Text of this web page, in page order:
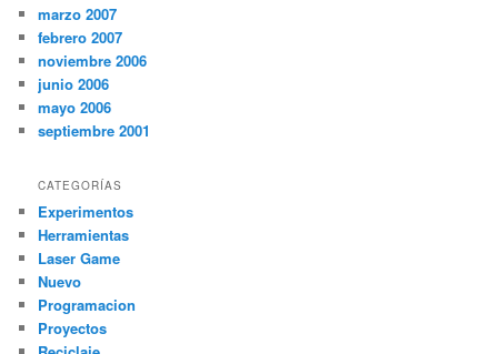
marzo 2007
febrero 2007
noviembre 2006
junio 2006
mayo 2006
septiembre 2001
CATEGORÍAS
Experimentos
Herramientas
Laser Game
Nuevo
Programacion
Proyectos